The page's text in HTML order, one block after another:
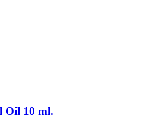
Oil 10 ml.